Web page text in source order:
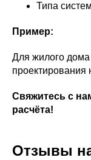
Типа
Пример:
Для жилого
проектирования
Свяжитесь с
расчёта!
Отзывы